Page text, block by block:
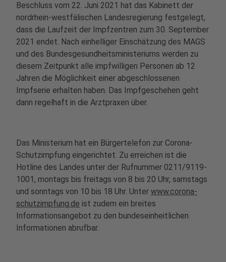
Beschluss vom 22. Juni 2021 hat das Kabinett der
nordrhein-westfälischen Landesregierung festgelegt,
dass die Laufzeit der Impfzentren zum 30. September
2021 endet. Nach einhelliger Einschätzung des MAGS
und des Bundesgesundheitsministeriums werden zu
diesem Zeitpunkt alle impfwilligen Personen ab 12
Jahren die Möglichkeit einer abgeschlossenen
Impfserie erhalten haben. Das Impfgeschehen geht
dann regelhaft in die Arztpraxen über.
Das Ministerium hat ein Bürgertelefon zur Corona-
Schutzimpfung eingerichtet. Zu erreichen ist die
Hotline des Landes unter der Rufnummer 0211/9119-
1001, montags bis freitags von 8 bis 20 Uhr, samstags
und sonntags von 10 bis 18 Uhr. Unter www.corona-
schutzimpfung.de ist zudem ein breites
Informationsangebot zu den bundeseinheitlichen
Informationen abrufbar.